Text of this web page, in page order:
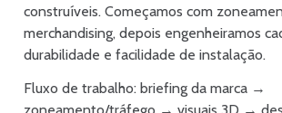
construíveis. Começamos com
merchandising, depois engenheiramos
durabilidade e facilidade de instalação.
Fluxo de trabalho: briefing da marca →